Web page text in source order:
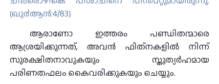
(ഖു൪ആന്‍:4/83)
ആരാണോ ഇത്തരം പണ്ഡിതന്മാരെ
ആശ്രയിക്കുന്നത്, അവൻ ഫിത്‌നകളിൽ നിന്ന്
സുരക്ഷിതനാവുകയും സ്തുത്യർഹമായ
പരിണതഫലം കൈവരിക്കുകയും ചെയ്യും.